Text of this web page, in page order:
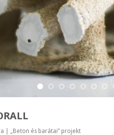
| „Beton és barátai” projekt